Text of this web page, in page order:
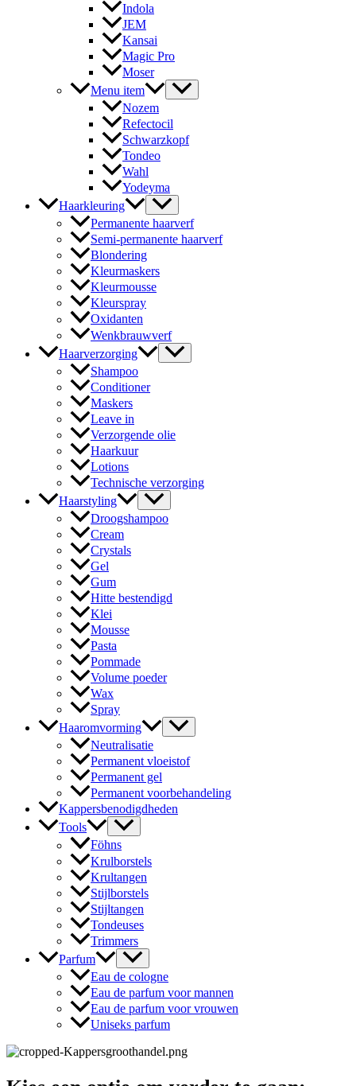
Indola
JEM
Kansai
Magic Pro
Moser
Menu item
Nozem
Refectocil
Schwarzkopf
Tondeo
Wahl
Yodeyma
Haarkleuring
Permanente haarverf
Semi-permanente haarverf
Blondering
Kleurmaskers
Kleurmousse
Kleurspray
Oxidanten
Wenkbrauwverf
Haarverzorging
Shampoo
Conditioner
Maskers
Leave in
Verzorgende olie
Haarkuur
Lotions
Technische verzorging
Haarstyling
Droogshampoo
Cream
Crystals
Gel
Gum
Hitte bestendigd
Klei
Mousse
Pasta
Pommade
Volume poeder
Wax
Spray
Haaromvorming
Neutralisatie
Permanent vloeistof
Permanent gel
Permanent voorbehandeling
Kappersbenodigdheden
Tools
Föhns
Krulborstels
Krultangen
Stijlborstels
Stijltangen
Tondeuses
Trimmers
Parfum
Eau de cologne
Eau de parfum voor mannen
Eau de parfum voor vrouwen
Uniseks parfum